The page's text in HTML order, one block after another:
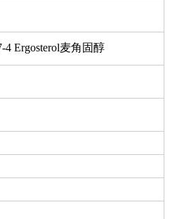
4 Ergosterol麦角固醇